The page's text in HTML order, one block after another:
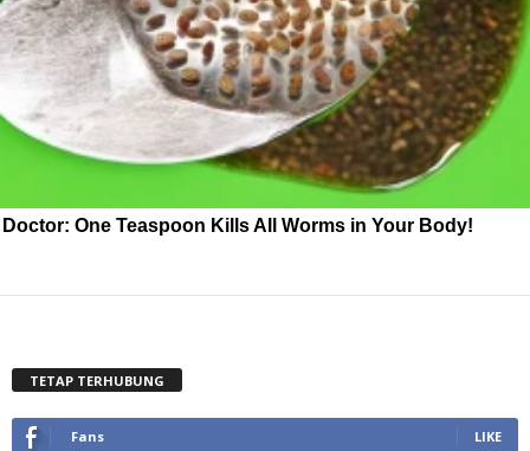
Doctor: One Teaspoon Kills All Worms in Your Body!
TETAP TERHUBUNG
Fans LIKE